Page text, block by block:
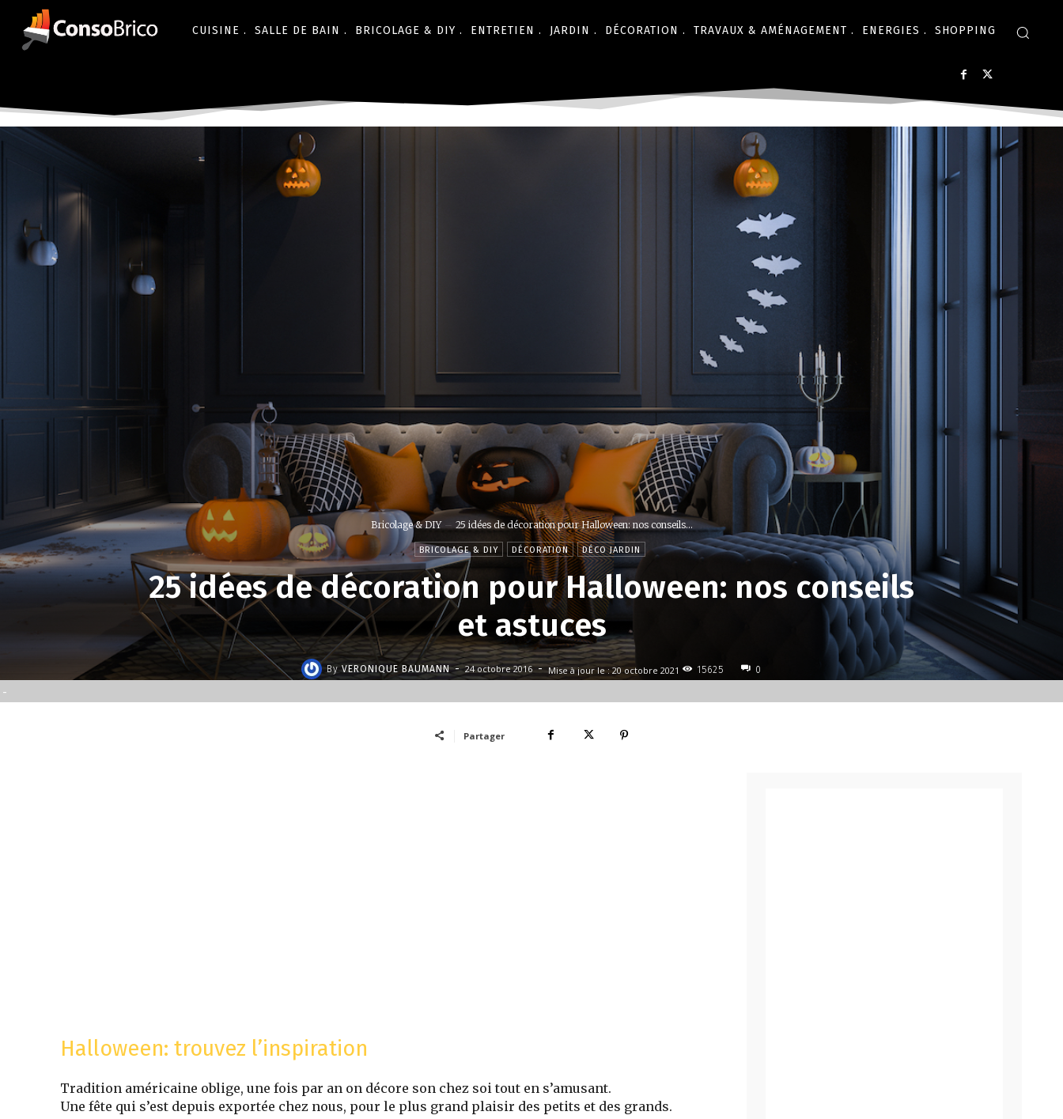
CUISINE . SALLE DE BAIN . BRICOLAGE & DIY . ENTRETIEN . JARDIN . DÉCORATION . TRAVAUX & AMÉNAGEMENT . ENERGIES . SHOPPING
-
Bricolage & DIY 25 idées de décoration pour Halloween: nos conseils...
BRICOLAGE & DIY DÉCORATION DÉCO JARDIN
25 idées de décoration pour Halloween: nos conseils
et astuces
By VERONIQUE BAUMANN - 24 octobre 2016 - Mise à jour le : 20 octobre 2021 15625 0
Partager
Halloween: trouvez l’inspiration
Tradition américaine oblige, une fois par an on décore son chez soi tout en s’amusant.
Une fête qui s’est depuis exportée chez nous, pour le plus grand plaisir des petits et des grands.